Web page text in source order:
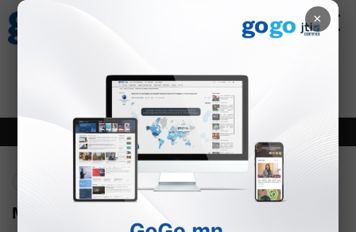
×
Зурхай
8.07
Онцлох Шинэ
М банк FIFA 26-тай хамт үлдэх ховор